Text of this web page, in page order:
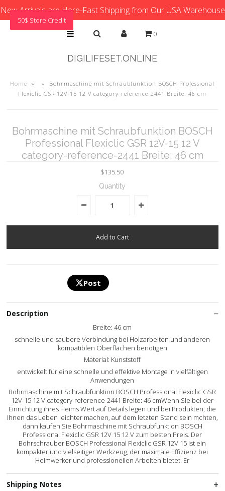
New Arrivals are Here-Fast Shipping from Our USA Warehouse
0
DIGILIFESET.ONLINE
Home » »
Bohrmaschine mit Schraubfunktion BOSCH Professional
Flexiclic GSR 12V-15 12 V category-reference-2441 Breite: 46 cm
Bohrmaschine mit Schraubfunktion BOSCH
Professional Flexiclic GSR 12V-15 12 V
category-reference-2441 Breite: 46 cm
$135.50
Quantity
Post
Description
Breite: 46 cm
schnelle und saubere Verbindung bei Holzarbeiten und anderen
kompatiblen Oberflächen benötigen
Material: Kunststoff
entwickelt für eine schnelle und effektive Montage in vielfältigen
Anwendungen
Bohrmaschine mit Schraubfunktion BOSCH Professional Flexiclic GSR
12V-15 12 V category-reference-2441 Breite: 46 cmWenn Sie bei der
Einrichtung ihres Heims Wert auf Details legen und bei Produkten, die
Ihnen das Leben leichter machen, auf dem letzten Stand sein mchten,
dann kaufen Sie Bohrmaschine mit Schraubfunktion BOSCH
Professional Flexiclic GSR 12V 15 12 V zum besten Preis. Der
Bohrschrauber BOSCH Professional Flexiclic GSR 12V 15 ist ein
kompakter und vielseitiger Werkzeug, der maximale Effizienz bei
Heimwerker und professionellen Arbeiten bietet. Er
Shipping Notes
50$ Store Credit